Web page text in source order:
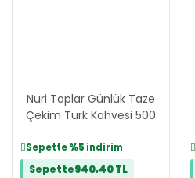
Nuri Toplar Günlük Taze
Çekim Türk Kahvesi 500
Sepette%5 indirim
Sepette940,40 TL